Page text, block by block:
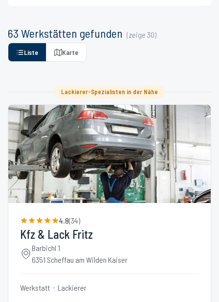
63 Werkstätten gefunden (zeige 30)
Liste Karte
Lackierer-Spezialisten in der Nähe
4.8(34)
Kfz & Lack Fritz
Barbichl 1
6351 Scheffau am Wilden Kaiser
Werkstatt Lackierer